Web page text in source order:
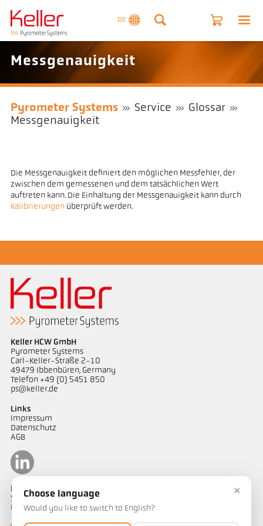
DE
Messgenauigkeit
Pyrometer Systems Service
Glossar
Messgenauigkeit
Die Messgenauigkeit definiert den möglichen Messfehler, der
zwischen dem gemessenen und dem tatsächlichen Wert
auftreten kann. Die Einhaltung der Messgenauigkeit kann durch
Kalibrierungenüberprüft werden.
Keller HCW GmbH
Pyrometer Systems
Carl-Keller-Straße 2-10
49479 Ibbenbüren, Germany
Telefon +49 (0) 5451 850
ps@keller.de
Links
Impressum
Datenschutz
AGB
Kontakt
Sie haben Fragen zu unseren Temperaturmesslösungen oder ein
Projekt? Unser Team unterstützt Sie gerne.
×
Choose language
Would you like to switch to English?